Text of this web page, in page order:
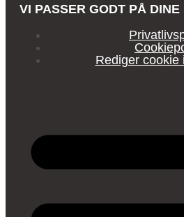
VI PASSER GODT PÅ DINE
Rediger cookie